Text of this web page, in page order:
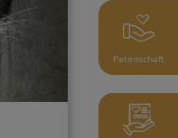
Patenschaft